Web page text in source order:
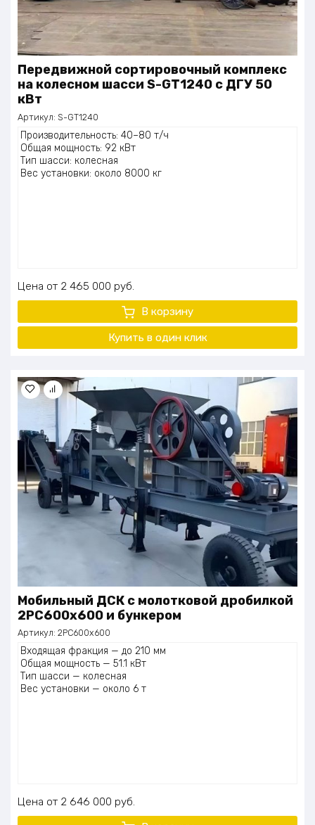
Передвижной сортировочный комплекс
на колесном шасси S-GT1240 с ДГУ 50
кВт
Артикул: S-GT1240
Производительность: 40–80 т/ч
Общая мощность: 92 кВт
Тип шасси: колесная
Вес установки: около 8000 кг
Цена 2 465 000 руб.
В корзину
Купить в один клик
Мобильный ДСК с молотковой дробилкой
2PC600х600 и бункером
Артикул: 2PC600х600
Входящая фракция — до 210 мм
Общая мощность — 51.1 кВт
Тип шасси — колесная
Вес установки — около 6 т
Цена 2 646 000 руб.